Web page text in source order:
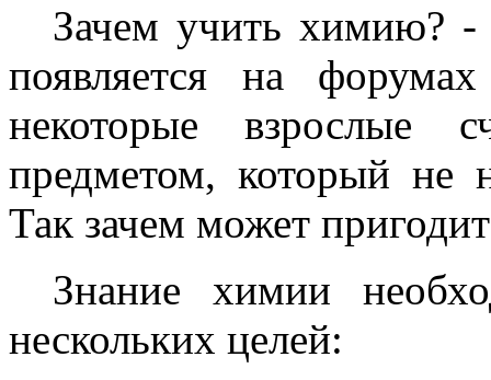
Зачем учить химию? -
появляется на
некоторые взрослые
предметом, который не
Так зачем может
Знание химии
нескольких целей: